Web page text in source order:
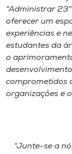
"Administrar
oferecer um
experiências e
estudantes da
o
comprometidos
organizações e
"Junte-se a